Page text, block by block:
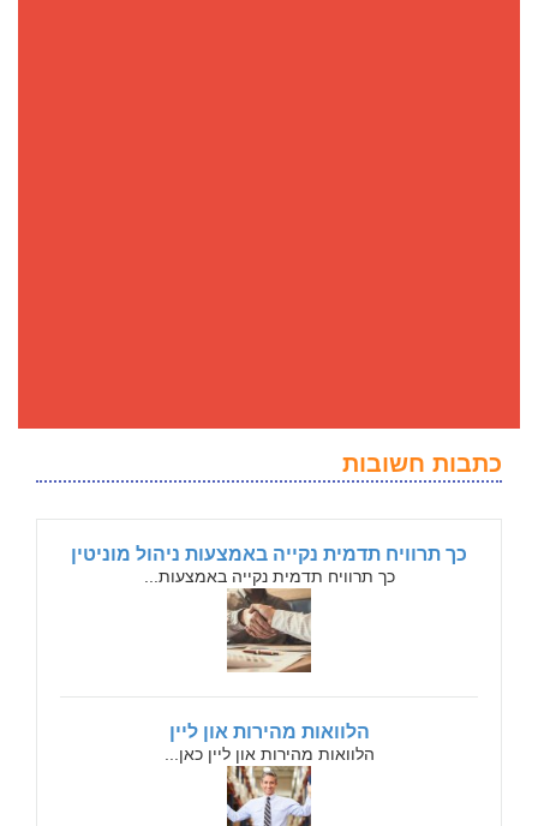
כתבות חשובות
כך תרוויח תדמית נקייה באמצעות ניהול מוניטין
כך תרוויח תדמית נקייה באמצעות...
הלוואות מהירות און ליין
הלוואות מהירות און ליין כאן...